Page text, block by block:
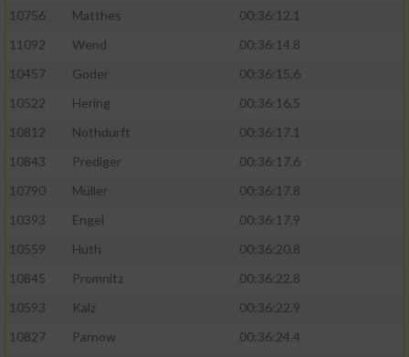
10756
Matthes
00:36:12.1
11092
Wend
00:36:14.8
10457
Goder
00:36:15.6
10522
Hering
00:36:16.5
10812
Nothdurft
00:36:17.1
10843
Prediger
00:36:17.6
10790
Müller
00:36:17.8
10393
Engel
00:36:17.9
10559
Huth
00:36:20.8
10845
Promnitz
00:36:22.8
10593
Kalz
00:36:22.9
10827
Parnow
00:36:24.4